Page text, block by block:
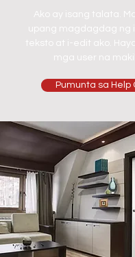
Ako ay isang talata.
upang magdagdag ng
teksto at i-edit ako.
mga user na
Pumunta sa Help